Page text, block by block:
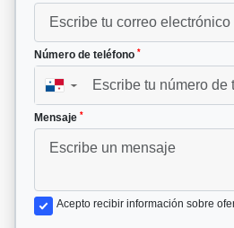
Número de teléfono *
▼
Mensaje *
Acepto recibir información sobre